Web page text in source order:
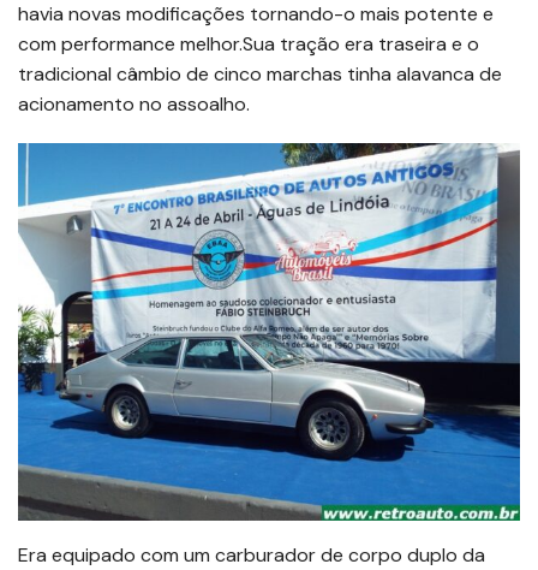
havia novas modificações tornando-o mais potente e
com performance melhor.Sua tração era traseira e o
tradicional câmbio de cinco marchas tinha alavanca de
acionamento no assoalho.
Era equipado com um carburador de corpo duplo da